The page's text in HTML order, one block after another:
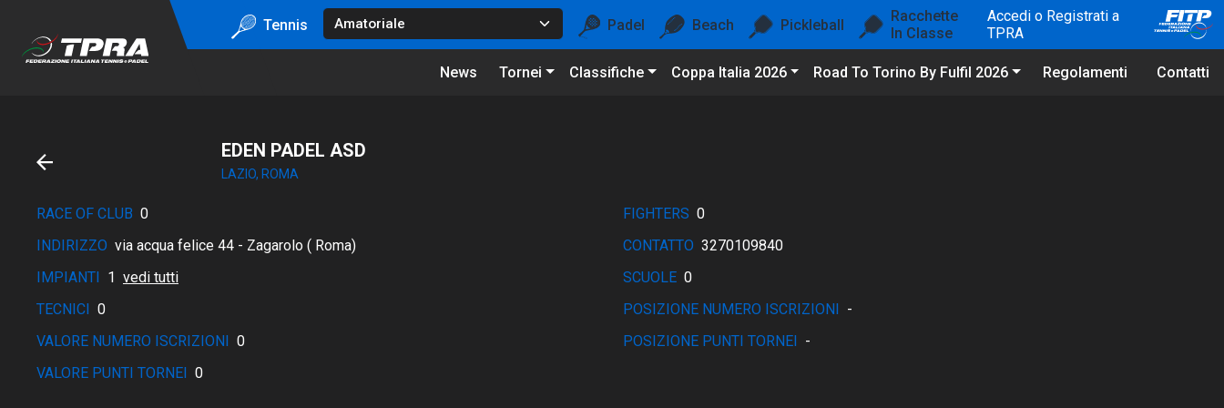
Tennis Padel Beach Pickleball
Racchette
In Classe
Accedi o Registrati a
TPRA
News Tornei Classifiche Coppa Italia 2026 Road To Torino By Fulfil 2026 Regolamenti Contatti
EDEN PADEL ASD
LAZIO, ROMA
RACE OF CLUB 0 FIGHTERS 0
INDIRIZZO via acqua felice 44 - Zagarolo ( Roma) CONTATTO 3270109840
IMPIANTI 1 vedi tutti SCUOLE 0
TECNICI 0 POSIZIONE NUMERO ISCRIZIONI -
VALORE NUMERO ISCRIZIONI 0 POSIZIONE PUNTI TORNEI -
VALORE PUNTI TORNEI 0